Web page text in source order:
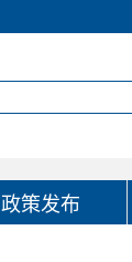
政策发布